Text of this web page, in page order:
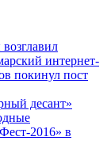
интернет-
покинул пост
десант»
2016» в